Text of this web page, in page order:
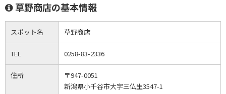
草野商店の基本情報
スポット名 草野商店
TEL 0258-83-2336
住所
〒947-0051
新潟県小千谷市大字三仏生3547-1